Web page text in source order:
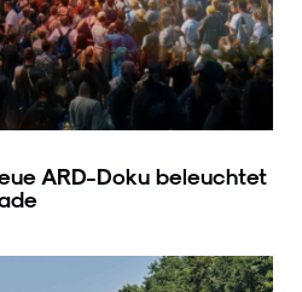
ARD-Doku beleuchtet